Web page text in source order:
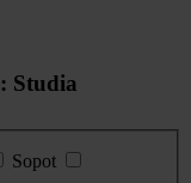
Studia
Sopot